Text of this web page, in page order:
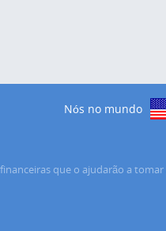
que o ajudarão a tomar
Nós no mundo